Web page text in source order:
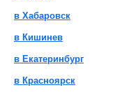
в Хабаровск
в Кишинев
в Екатеринбург
в Красноярск